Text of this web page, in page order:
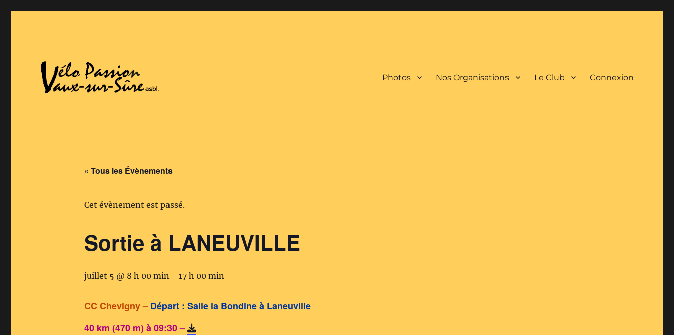
Photos Nos Organisations Le Club Connexion
« Tous les Évènements
Cet évènement est passé.
Sortie à LANEUVILLE
juillet 5 @ 8 h 00 min - 17 h 00 min
CC Chevigny – Départ : Salle la Bondine à Laneuville
40 km (470 m) à 09:30 –